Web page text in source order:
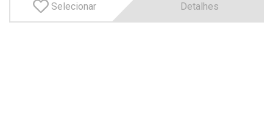
Selecionar Detalhes